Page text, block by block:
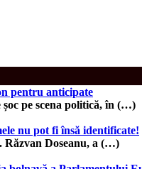
pentru anticipate
pe scena politică, în (…)
nu pot fi însă identificate!
Răzvan Doseanu, a (…)